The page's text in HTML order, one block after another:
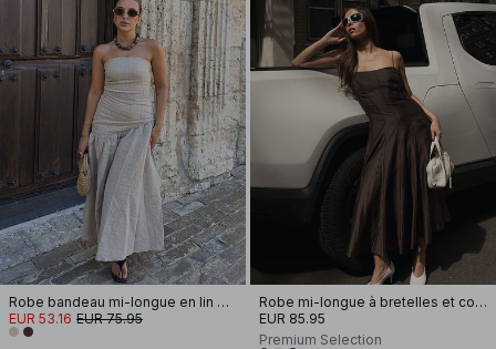
Robe bandeau mi-longue en lin mélangé
EUR 53.16 EUR 75.95
Robe mi-longue à bretelles et coutures apparentes
EUR 85.95
Premium Selection